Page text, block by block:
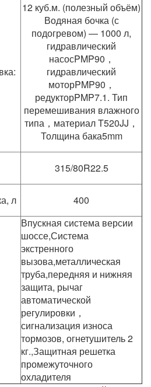
12 куб.м. (полезный объём)
Водяная бочка (с
подогревом) — 1000 л,
гидравлический
насосPMP90，
гидравлический
моторPMP90，
редукторPMP7.1. Тип
перемешивания влажного
типа，материал T520JJ，
Толщина бака5mm
315/80R22.5
л 400
Впускная система версии
шоссе,Система
экстренного
вызова,металлическая
труба,передняя и нижняя
защита, рычаг
автоматической
регулировки，
сигнализация износа
тормозов, огнетушитель 2
кг.,Защитная решетка
промежуточного
охладителя